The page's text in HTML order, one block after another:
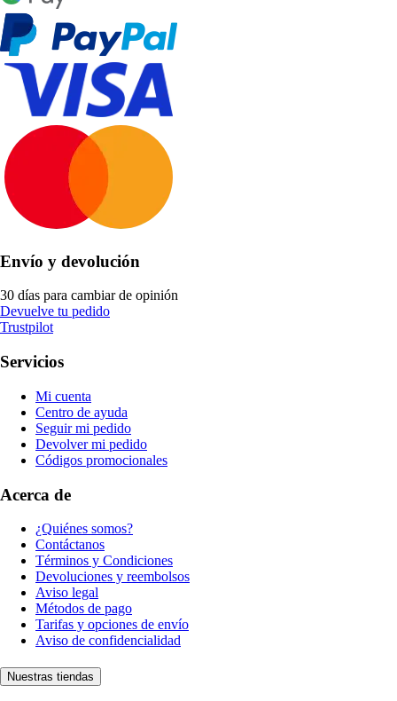
Envío y devolución
30 días para cambiar de opinión
Devuelve tu pedido
Trustpilot
Servicios
Mi cuenta
Centro de ayuda
Seguir mi pedido
Devolver mi pedido
Códigos promocionales
Acerca de
¿Quiénes somos?
Contáctanos
Términos y Condiciones
Devoluciones y reembolsos
Aviso legal
Métodos de pago
Tarifas y opciones de envío
Aviso de confidencialidad
Nuestras tiendas